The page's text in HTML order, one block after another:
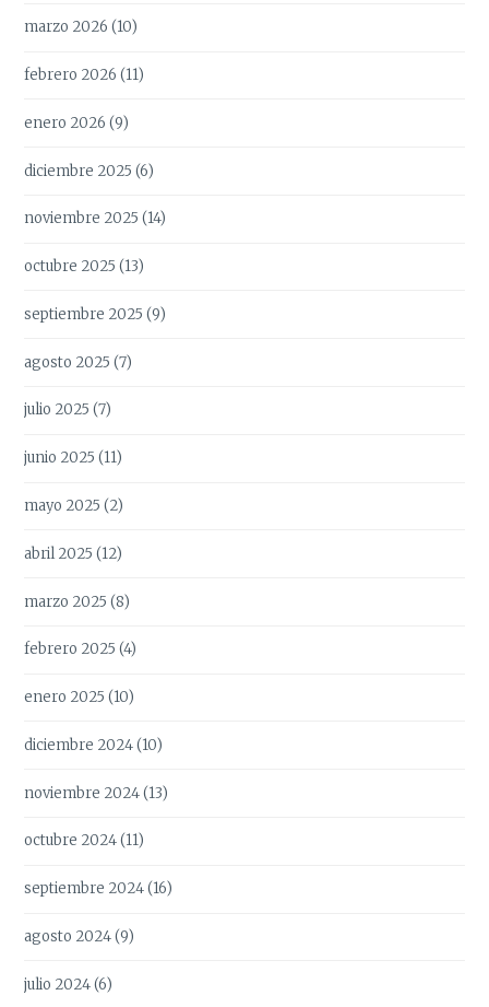
marzo 2026 (10)
febrero 2026 (11)
enero 2026 (9)
diciembre 2025 (6)
noviembre 2025 (14)
octubre 2025 (13)
septiembre 2025 (9)
agosto 2025 (7)
julio 2025 (7)
junio 2025 (11)
mayo 2025 (2)
abril 2025 (12)
marzo 2025 (8)
febrero 2025 (4)
enero 2025 (10)
diciembre 2024(10)
noviembre 2024(13)
octubre 2024(11)
septiembre 2024(16)
agosto 2024(9)
julio 2024(6)